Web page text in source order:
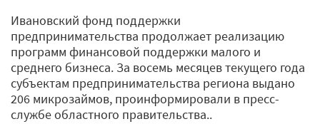
Ивановский фонд поддержки
предпринимательства продолжает реализацию
программ финансовой поддержки малого и
среднего бизнеса. За восемь месяцев текущего года
субъектам предпринимательства региона выдано
206 микрозаймов, проинформировали в пресс-
службе областного правительства..